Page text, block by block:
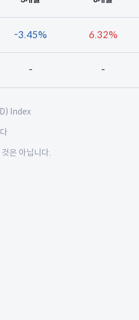
-3.45% 6.32%
- -
Index
은 아닙니다.